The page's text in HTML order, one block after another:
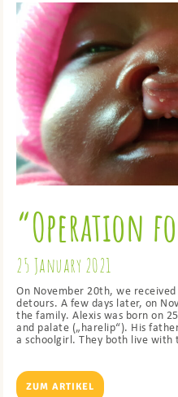
“Operation
25 January 2021
On November 20th, we
detours. A few days later, on
the family. Alexis was born on
and palate („harelip“). His
a schoolgirl. They both live with
ZUM ARTIKEL